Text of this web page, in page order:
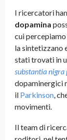
I ricercatori
dopamina
cui
la sintetizzano
stati trovati in
substantianigra
dopaminergici
il Parkinson ,
movimenti.
Il team di